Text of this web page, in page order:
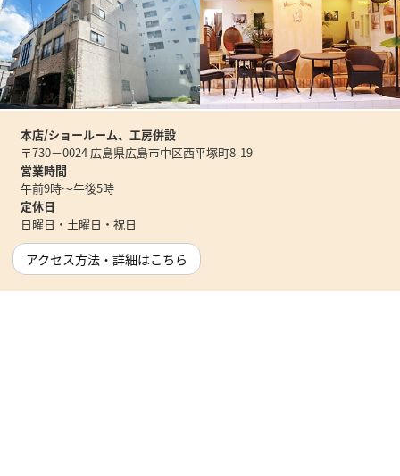
本店/ショールーム、工房併設
〒730－0024 広島県広島市中区西平塚町8-19
営業時間
午前9時～午後5時
定休日
日曜日・土曜日・祝日
アクセス方法・詳細はこちら